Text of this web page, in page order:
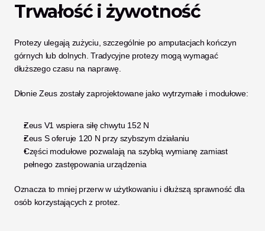
Trwałość i żywotność
Protezy ulegają zużyciu, szczególnie po amputacjach kończyn
górnych lub dolnych. Tradycyjne protezy mogą wymagać
dłuższego czasu na naprawę.
Dłonie Zeus zostały zaprojektowane jako wytrzymałe i modułowe:
Zeus V1 wspiera siłę chwytu 152 N
Zeus S oferuje 120 N przy szybszym działaniu
Części modułowe pozwalają na szybką wymianę zamiast
pełnego zastępowania urządzenia
Oznacza to mniej przerw w użytkowaniu i dłuższą sprawność dla
osób korzystających z protez.